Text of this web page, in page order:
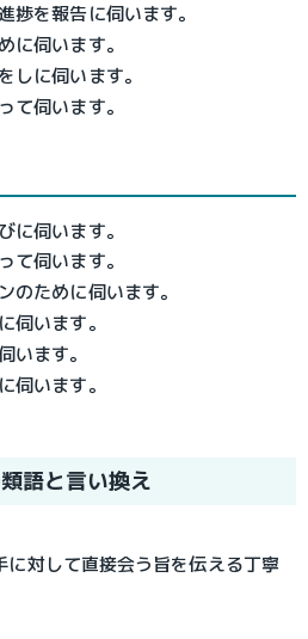
捗を報告に伺います。
に伺います。
しに伺います。
て伺います。
に伺います。
て伺います。
のために伺います。
伺います。
います。
伺います。
語と言い換え
対して直接会う旨を伝える丁寧